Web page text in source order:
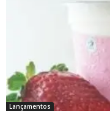
Lançamentos